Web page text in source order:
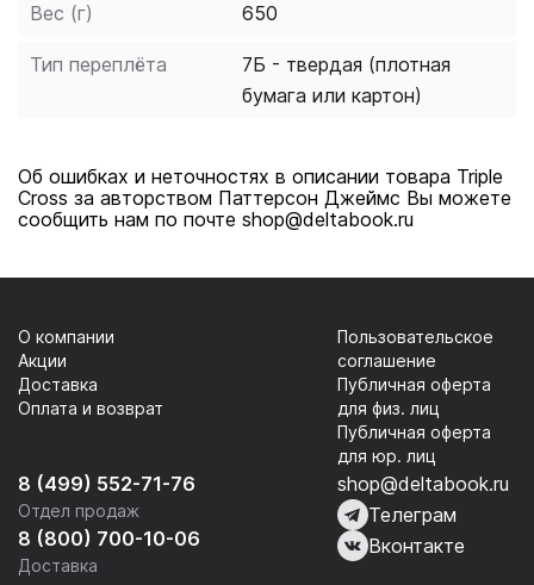
Вес (г) 650
Тип переплёта
7Б - твердая (плотная
бумага или картон)
Об ошибках и неточностях в описании товара Triple
Cross за авторством Паттерсон Джеймс Вы можете
сообщить нам по почте shop@deltabook.ru
8 (499) 552-71-76
Отдел продаж
8 (800) 700-10-06
Доставка
О компании
Акции
Доставка
Оплата и возврат
Пользовательское
соглашение
Публичная оферта
для физ. лиц
Публичная оферта
для юр. лиц
shop@deltabook.ru
Телеграм
Вконтакте